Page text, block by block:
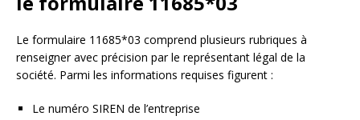
Le formulaire 11685*03 comprend plusieurs rubriques à
renseigner avec précision par le représentant légal de la
société. Parmi les informations requises figurent :
Le numéro SIREN de l’entreprise